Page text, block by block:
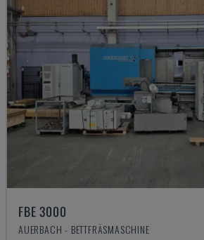
FBE 3000
AUERBACH - BETTFRÄSMASCHINE